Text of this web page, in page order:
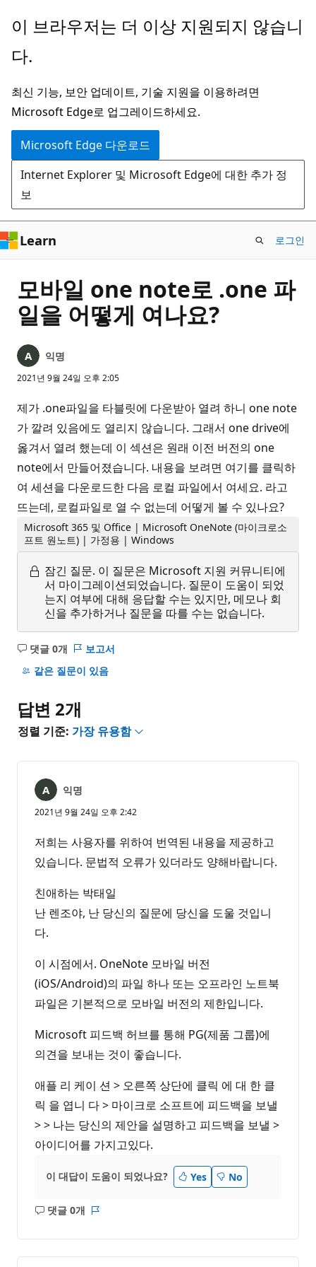
주
콘
츠
로
건
너
뛰
기
이 브라우저는 더 이상 지원되지 않습니
다.
최신 기능, 보안 업데이트, 기술 지원을 이용하려면
Microsoft Edge로 업그레이드하세요.
Microsoft Edge 다운로드
Internet Explorer 및 Microsoft Edge에 대한 추가 정
보
Learn 로그인
모바일 one note로 .one 파
일을 어떻게 여나요?
익명
2021년 9월 24일 오후 2:05
제가 .one파일을 타블릿에 다운받아 열려 하니 one note
가 깔려 있음에도 열리지 않습니다. 그래서 one drive에
옳겨서 열려 했는데 이 섹션은 원래 이전 버전의 one
note에서 만들어졌습니다. 내용을 보려면 여기를 클릭하
여 세션을 다운로드한 다음 로컬 파일에서 여세요. 라고
뜨는데, 로컬파일로 열 수 없는데 어떻게 볼 수 있나요?
Microsoft 365 및 Office | Microsoft OneNote (마이크로소
프트 원노트) | 가정용 | Windows
잠긴 질문. 이 질문은 Microsoft 지원 커뮤니티에
서 마이그레이션되었습니다. 질문이 도움이 되었
는지 여부에 대해 응답할 수는 있지만, 메모나 회
신을 추가하거나 질문을 따를 수는 없습니다.
댓글 0개
설
명
음
보고서
같은 질문이 있음
답변 2개
정렬 기준: 가장 유용함
익명
2021년 9월 24일 오후 2:42
저희는 사용자를 위하여 번역된 내용을 제공하고
있습니다. 문법적 오류가 있더라도 양해바랍니다.
친애하는 박태일
난 렌조야, 난 당신의 질문에 당신을 도울 것입니
다.
이 시점에서. OneNote 모바일 버전
(iOS/Android)의 파일 하나 또는 오프라인 노트북
파일은 기본적으로 모바일 버전의 제한입니다.
Microsoft 피드백 허브를 통해 PG(제품 그룹)에
의견을 보내는 것이 좋습니다.
애플 리 케이 션 > 오른쪽 상단에 클릭 에 대 한 클
릭 을 엽니 다 > 마이크로 소프트에 피드백을 보낼
> > 나는 당신의 제안을 설명하고 피드백을 보낼 >
아이디어를 가지고있다.
이 대답이 도움이 되었나요? Yes No
댓글 0개
설
음